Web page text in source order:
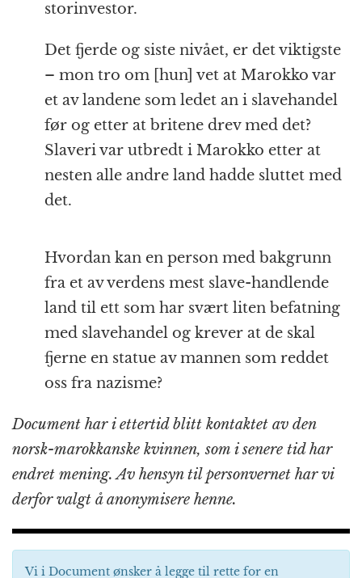
storinvestor.
Det fjerde og siste nivået, er det viktigste
– mon tro om [hun] vet at Marokko var
et av landene som ledet an i slavehandel
før og etter at britene drev med det?
Slaveri var utbredt i Marokko etter at
nesten alle andre land hadde sluttet med
det.
Hvordan kan en person med bakgrunn
fra et av verdens mest slave-handlende
land til ett som har svært liten befatning
med slavehandel og krever at de skal
fjerne en statue av mannen som reddet
oss fra nazisme?
Document har i ettertid blitt kontaktet av den
norsk-marokkanske kvinnen, som i senere tid har
endret mening. Av hensyn til personvernet har vi
derfor valgt å anonymisere henne.
Vi i Document ønsker å legge til rette for en